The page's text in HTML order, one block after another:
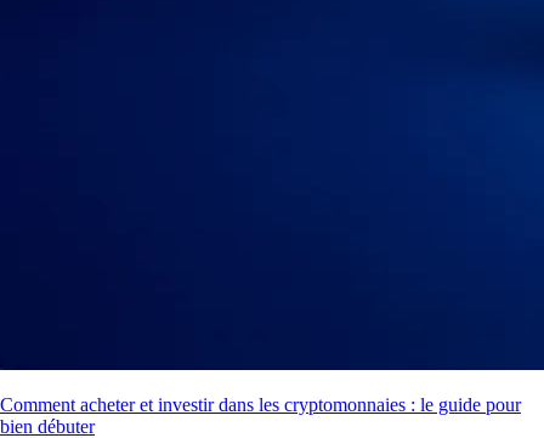
Comment acheter et investir dans les cryptomonnaies : le guide pour
bien débuter